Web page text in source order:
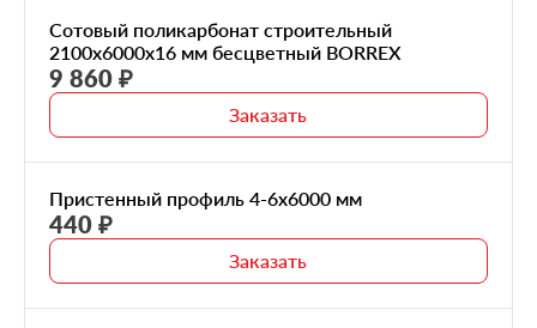
Сотовый поликарбонат строительный
2100x6000x16 мм бесцветный BORREX
9 860 ₽
Заказать
Пристенный профиль 4-6x6000 мм
440 ₽
Заказать